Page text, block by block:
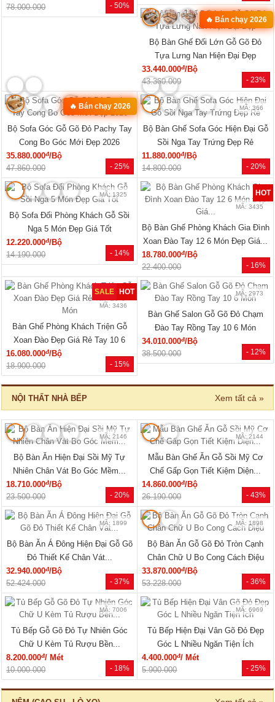
- 46%
Tủ Quần Áo Tự Nhiên Vân Sồi Đa
Cánh Kèm Cụm Ngăn Kéo Giá Rẻ
9.180.000đ/Cái
17.000.000
- 12%
MÃ: 2686
Tủ Quần Áo Hiện Đại Gỗ Công
Nghiệp Màu Nâu Đẹp Giá Rẻ...
7.020.000đ/Cái
8.000.000
HOT
MÃ: 7288
Sồi Màu Óc Chó Thanh Lịch
15.550.000đ /Cái
- 26%
Tủ Áo Gỗ Cao Su Veneer Óc Chó 4
Cánh Dáng Trơn Tối Giản
17.110.000đ /Cái
23.040.000
- 40%
🔥 Gỗ tự nhiên 100%
Giường Ngủ Gỗ Sồi Mỹ Kẻ Rãnh
Hiện Đại Đẹp Giá Siêu Rẻ
5.940.000đ/Cái
9.960.000
- 33%
Giường Ngủ Sồi Tự Nhiên Chân
Thấp Hiện Đại Bo Góc Sang...
19.220.000
28.500.000
🔥 Combo giường tủ
MÃ: 2034
Bộ Giường Tủ Phòng Ngủ Gỗ Tự
Nhiên Vân Sồi Hiện Đại Giá...
12.375.000đ/Bộ
🔥 Bán chạy
MÃ: 7723
Giường Ngủ Gỗ Sồi Mỹ Thiết Kế
Hiện Đại Có Kệ Đầu...
11.770.000đ/Cái